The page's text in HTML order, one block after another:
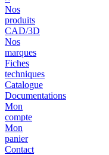
Nos
produits
CAD/3D
Nos
marques
Fiches
techniques
Catalogue
Documentations
Mon
compte
Mon
panier
Contact